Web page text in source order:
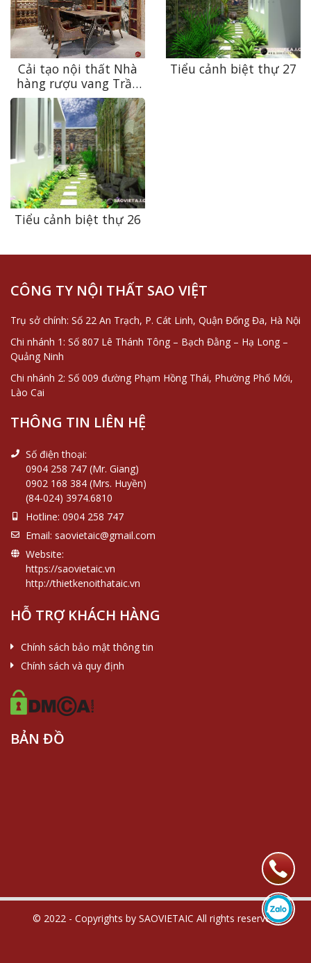
Cải tạo nội thất Nhà
hàng rượu vang Trần
Hưng Đạo độc đáo,
đẳng cấp
Tiểu cảnh biệt thự 27
Tiểu cảnh biệt thự 26
CÔNG TY NỘI THẤT SAO VIỆT
Trụ sở chính: Số 22 An Trạch, P. Cát Linh, Quận Đống Đa, Hà Nội
Chi nhánh 1: Số 807 Lê Thánh Tông – Bạch Đằng – Hạ Long –
Quảng Ninh
Chi nhánh 2: Số 009 đường Phạm Hồng Thái, Phường Phố Mới,
Lào Cai
THÔNG TIN LIÊN HỆ
Số điện thoại:
0904 258 747 (Mr. Giang)
0902 168 384 (Mrs. Huyền)
(84-024) 3974.6810
Hotline: 0904 258 747
Email: saovietaic@gmail.com
Website:
https://saovietaic.vn
http://thietkenoithataic.vn
HỖ TRỢ KHÁCH HÀNG
Chính sách bảo mật thông tin
Chính sách và quy định
BẢN ĐỒ
© 2022 - Copyrights by SAOVIETAIC All rights reserved.